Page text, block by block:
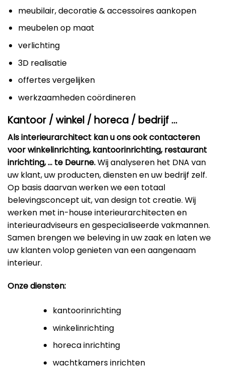
meubilair, decoratie & accessoires aankopen
meubelen op maat
verlichting
3D realisatie
offertes vergelijken
werkzaamheden coördineren
Kantoor / winkel / horeca / bedrijf …
Als interieurarchitect kan u ons ook contacteren
voor winkelinrichting, kantoorinrichting, restaurant
inrichting, … te Deurne.Wij analyseren het DNA van
uw klant, uw producten, diensten en uw bedrijf zelf.
Op basis daarvan werken we een totaal
belevingsconcept uit, van design tot creatie. Wij
werken met in-house interieurarchitecten en
interieuradviseurs en gespecialiseerde vakmannen.
Samen brengen we beleving in uw zaak en laten we
uw klanten volop genieten van een aangenaam
interieur.
Onze diensten:
kantoorinrichting
winkelinrichting
horeca inrichting
wachtkamers inrichten